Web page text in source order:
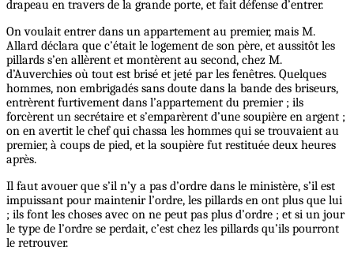
drapeau en travers de la grande porte, et fait défense d’entrer.
On voulait entrer dans un appartement au premier, mais M.
Allard déclara que c’était le logement de son père, et aussitôt les
pillards s’en allèrent et montèrent au second, chez M.
d’Auverchies où tout est brisé et jeté par les fenêtres. Quelques
hommes, non embrigadés sans doute dans la bande des briseurs,
entrèrent furtivement dans l’appartement du premier ; ils
forcèrent un secrétaire et s’emparèrent d’une soupière en argent ;
on en avertit le chef qui chassa les hommes qui se trouvaient au
premier, à coups de pied, et la soupière fut restituée deux heures
après.
Il faut avouer que s’il n’y a pas d’ordre dans le ministère, s’il est
impuissant pour maintenir l’ordre, les pillards en ont plus que lui
; ils font les choses avec on ne peut pas plus d’ordre ; et si un jour
le type de l’ordre se perdait, c’est chez les pillards qu’ils pourront
le retrouver.